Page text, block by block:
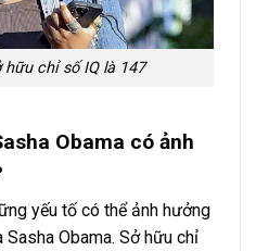
hữu chỉ số IQ là 147
Obama có ảnh
yếu tố có thể ảnh hưởng
Obama. Sở hữu chỉ